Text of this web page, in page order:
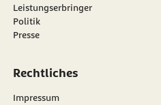
Leistungserbringer
Politik
Presse
Rechtliches
Impressum